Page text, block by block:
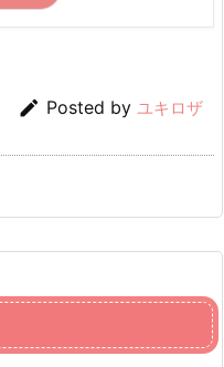
 Posted by ユキロザ